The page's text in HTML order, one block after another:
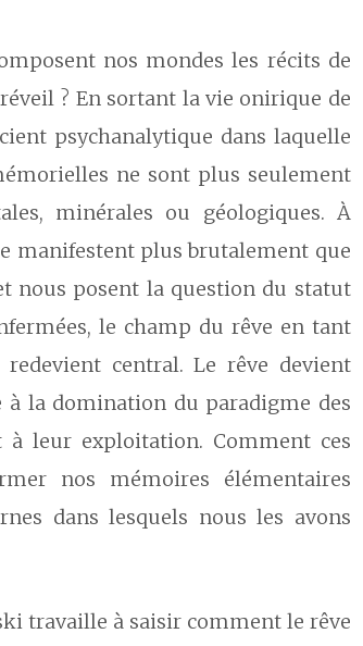
nos mondes les récits de
? En sortant la vie onirique de
psychanalytique dans laquelle
ne sont plus seulement
minérales ou géologiques. À
manifestent plus brutalement que
nous posent la question du statut
le champ du rêve en tant
central. Le rêve devient
la domination du paradigme des
leur exploitation. Comment ces
nos mémoires élémentaires
dans lesquels nous les avons
travaille à saisir comment le rêve